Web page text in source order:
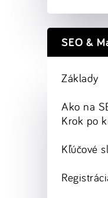
SEO &
Základy
Ako na
Krok po
Kľúčové